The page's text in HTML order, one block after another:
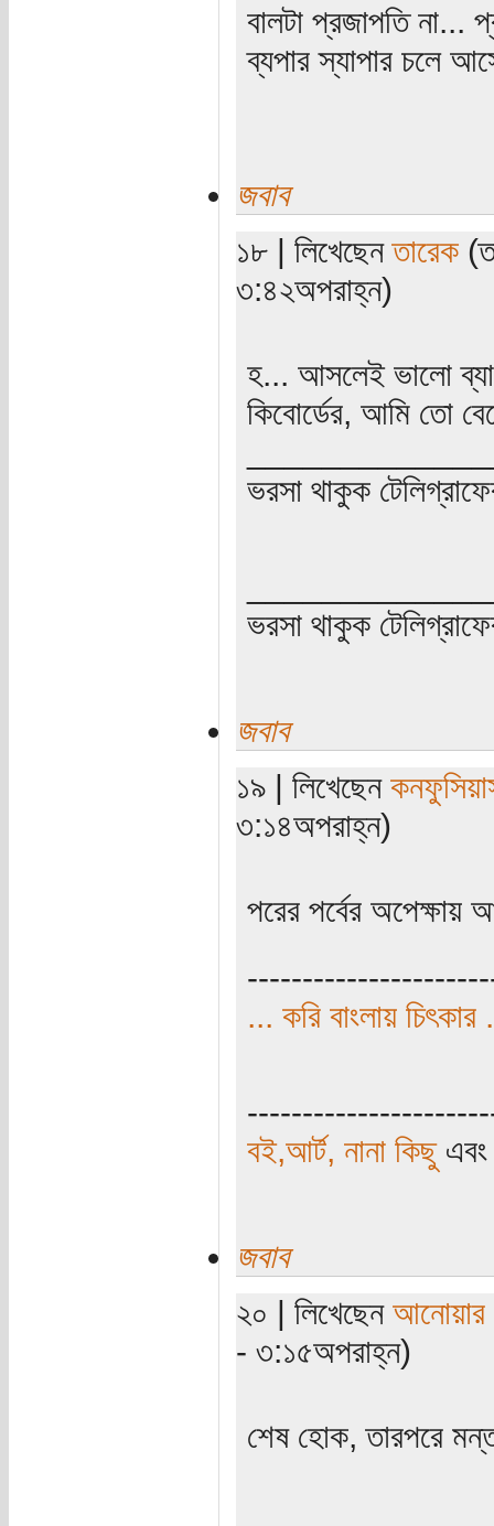
বালটা প্রজাপতি না...
ব্যপার স্যাপার চলে
জবাব
১৮ | লিখেছেনতারেক
৩:৪২অপরাহ্ন)
হ... আসলেই ভালো
কিবোর্ডের, আমি তো
ভরসা থাকুক
ভরসা থাকুক
জবাব
১৯ | লিখেছেন
৩:১৪অপরাহ্ন)
পরের পর্বের অপেক্ষায়
... করি বাংলায় চিৎকার
বই,আর্ট, নানা কিছু
জবাব
২০ | লিখেছেন আনোয়ার
- ৩:১৫অপরাহ্ন)
শেষ হোক, তারপরে